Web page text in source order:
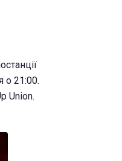
о 21:00.
Union.